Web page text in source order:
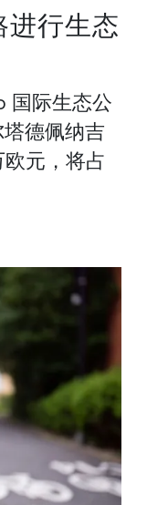
进行生态
国际生态公
德佩纳吉
元，将占